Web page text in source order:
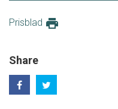
Prisblad print
Share